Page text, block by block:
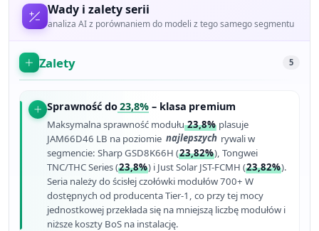
Wady i zalety serii
analiza AI z porównaniem do modeli z tego samego segmentu
Zalety 5
Sprawność do23,8% – klasa premium
Maksymalna sprawność modułu23,8% plasuje
JAM66D46 LB na poziomie najlepszych rywali w
segmencie: Sharp GSD8K66H (23,82%), Tongwei
TNC/THC Series (23,8%) i Just Solar JST-FCMH (23,82%).
Seria należy do ścisłej czołówki modułów 700+ W
dostępnych od producenta Tier-1, co przy tej mocy
jednostkowej przekłada się na mniejszą liczbę modułów i
niższe koszty BoS na instalację.